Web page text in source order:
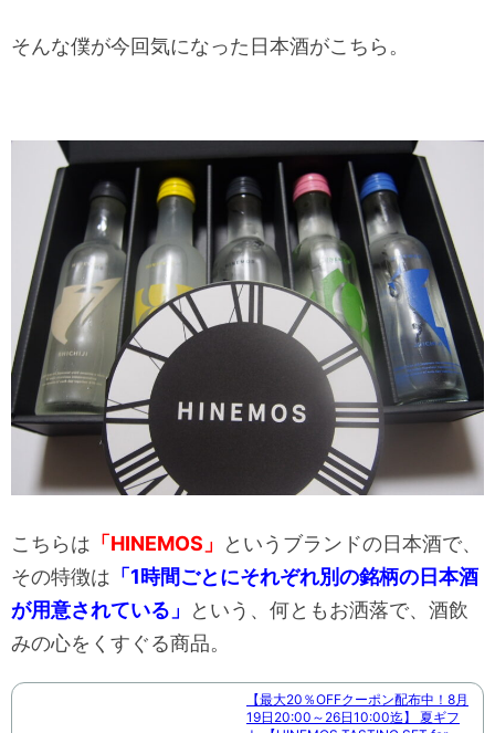
そんな僕が今回気になった日本酒がこちら。
こちらは 「HINEMOS」
というブランドの日本酒で、
その特徴は 「1時間ごとにそれぞれ別の銘柄の日本酒
が用意されている」
という、何ともお洒落で、酒飲
みの心をくすぐる商品。
【最大20％OFFクーポン配布中！8月
19日20:00～26日10:00迄】 夏ギフ